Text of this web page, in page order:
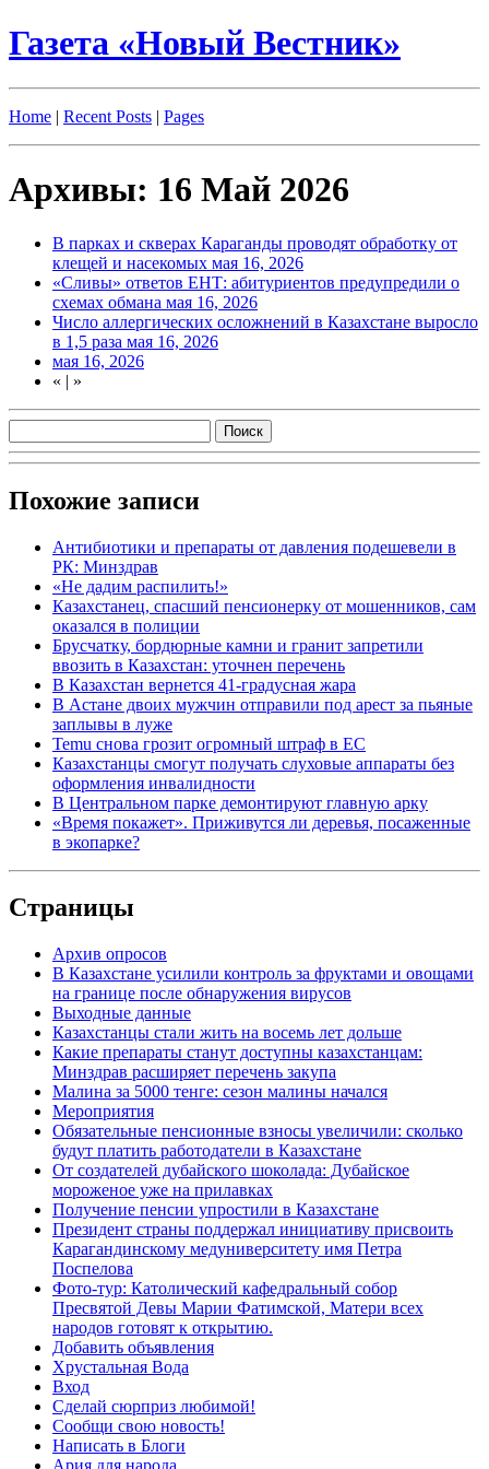
Газета «Новый Вестник»
Home | Recent Posts | Pages
Архивы: 16 Май 2026
В парках и скверах Караганды проводят обработку от
клещей и насекомых мая 16, 2026
«Сливы» ответов ЕНТ: абитуриентов предупредили о
схемах обмана мая 16, 2026
Число аллергических осложнений в Казахстане выросло
в 1,5 раза мая 16, 2026
мая 16, 2026
« | »
Похожие записи
Антибиотики и препараты от давления подешевели в
РК: Минздрав
«Не дадим распилить!»
Казахстанец, спасший пенсионерку от мошенников, сам
оказался в полиции
Брусчатку, бордюрные камни и гранит запретили
ввозить в Казахстан: уточнен перечень
В Казахстан вернется 41-градусная жара
В Астане двоих мужчин отправили под арест за пьяные
заплывы в луже
Temu снова грозит огромный штраф в ЕС
Казахстанцы смогут получать слуховые аппараты без
оформления инвалидности
В Центральном парке демонтируют главную арку
«Время покажет». Приживутся ли деревья, посаженные
в экопарке?
Страницы
Архив опросов
В Казахстане усилили контроль за фруктами и овощами
на границе после обнаружения вирусов
Выходные данные
Казахстанцы стали жить на восемь лет дольше
Какие препараты станут доступны казахстанцам:
Минздрав расширяет перечень закупа
Малина за 5000 тенге: сезон малины начался
Мероприятия
Обязательные пенсионные взносы увеличили: сколько
будут платить работодатели в Казахстане
От создателей дубайского шоколада: Дубайское
мороженое уже на прилавках
Получение пенсии упростили в Казахстане
Президент страны поддержал инициативу присвоить
Карагандинскому медуниверситету имя Петра
Поспелова
Фото-тур: Католический кафедральный собор
Пресвятой Девы Марии Фатимской, Матери всех
народов готовят к открытию.
Добавить объявления
Хрустальная Вода
Вход
Сделай сюрприз любимой!
Сообщи свою новость!
Написать в Блоги